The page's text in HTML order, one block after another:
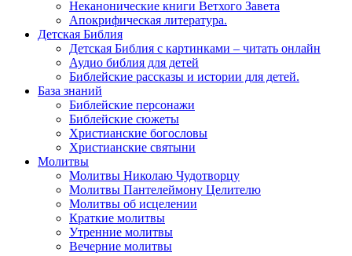
Неканонические книги Ветхого Завета
Апокрифическая литература.
Детская Библия
Детская Библия с картинками – читать онлайн
Аудио библия для детей
Библейские рассказы и истории для детей.
База знаний
Библейские персонажи
Библейские сюжеты
Христианские богословы
Христианские святыни
Молитвы
Молитвы Николаю Чудотворцу
Молитвы Пантелеймону Целителю
Молитвы об исцелении
Краткие молитвы
Утренние молитвы
Вечерние молитвы